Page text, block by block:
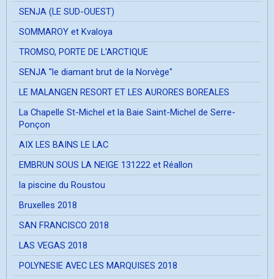
SENJA (LE SUD-OUEST)
SOMMAROY et Kvaloya
TROMSO, PORTE DE L'ARCTIQUE
SENJA "le diamant brut de la Norvège"
LE MALANGEN RESORT ET LES AURORES BOREALES
La Chapelle St-Michel et la Baie Saint-Michel de Serre-
Ponçon
AIX LES BAINS LE LAC
EMBRUN SOUS LA NEIGE 131222 et Réallon
la piscine du Roustou
Bruxelles 2018
SAN FRANCISCO 2018
LAS VEGAS 2018
POLYNESIE AVEC LES MARQUISES 2018